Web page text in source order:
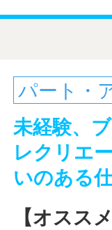
パート・
未経験、
レクリエ
いのある
【オスス